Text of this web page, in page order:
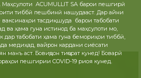
Маҳсулоти ACUMULLIT SA барои пешгирӣ
тиббӣ пешбинӣ нашудааст. Дар айни
ваксинаҳои тасдиқшуда барои табобати
ва ҳама гуна истинод ба маҳсулоти мо,
дар табобати ҳама гуна бемориҳои тиббӣ,
медиҳад, вайрон кардани сиёсати
манъ аст. Бовиҷдон тиҷорат кунед! Боварӣ
пешгирии COVID-19 риоя кунед.